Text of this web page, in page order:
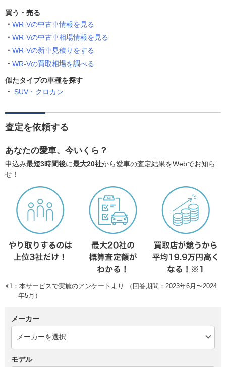
買う・売る
WR-Vの中古車情報を見る
WR-Vの中古車相場情報を見る
WR-Vの新車見積りをする
WR-Vの買取相場を調べる
似たタイプの車種を探す
SUV・クロカン
査定を依頼する
あなたの愛車、今いくら？
申込み最短3時間後に最大20社から愛車の査定結果をWebでお知ら
せ！
※1：本サービスで実施のアンケートより （回答期間：2023年6月〜2024
年5月）
メーカー
モデル